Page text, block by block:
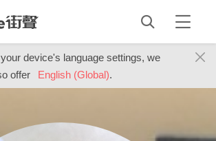
device's language settings, we
offer
English (Global).